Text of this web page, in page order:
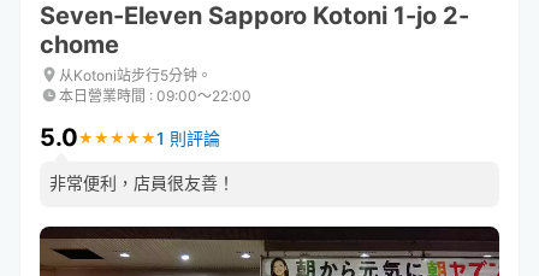
Seven-Eleven Sapporo Kotoni 1-jo 2-
chome
从Kotoni站步行5分钟。
本日營業時間 : 09:00〜22:00
5.0★ ★ ★ ★ ★
★ ★ ★ ★ ★1 則評論
非常便利，店員很友善！